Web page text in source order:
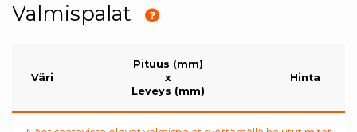
Valmispalat
Väri
Pituus (mm)
x
Leveys (mm)
Hinta